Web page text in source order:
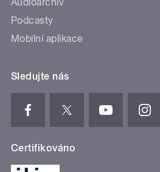
Podcasty
Mobilní aplikace
Sledujte nás
Certifikováno